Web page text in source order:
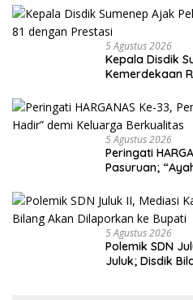
5 Agustus 2026
Kepala Disdik
Kemerdekaan
5 Agustus 2026
Peringati
Pasuruan;
5 Agustus 2026
Polemik SDN
Juluk; Disdik